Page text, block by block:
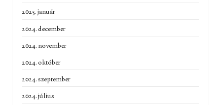
2025. január
2024. december
2024. november
2024. október
2024. szeptember
2024. július